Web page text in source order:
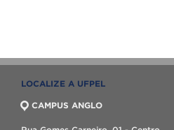
LOCALIZE A UFPEL
CAMPUS ANGLO